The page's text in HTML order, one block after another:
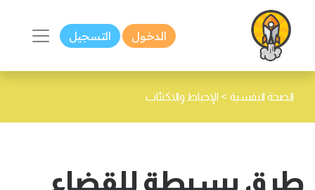
الدخول التسجيل
الصحة النفسية > الإحباط والاكتئاب
طرق بسيطة للقضاء